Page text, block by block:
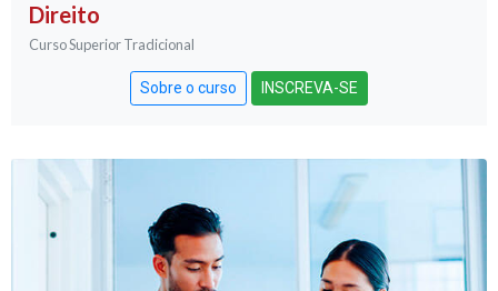
Direito
Curso Superior Tradicional
Sobre o curso INSCREVA-SE